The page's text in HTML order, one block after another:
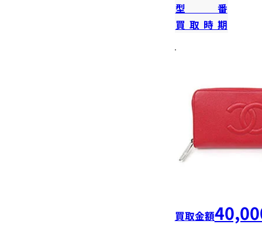
型番
買取時期
買取金額